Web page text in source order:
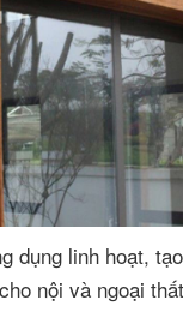
dụng linh hoạt,
nội và ngoại